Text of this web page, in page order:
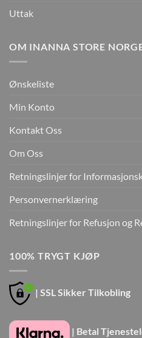
Uttak
OM INANNA STORE
Ønskeliste
Min Konto
Kontakt Oss
Om Oss
Retningslinjer for
Personvernerklæring
Retningslinjer for Refusjon og
100% TRYGT KJØP
| SSL Sikker Tilkobling
| Betal